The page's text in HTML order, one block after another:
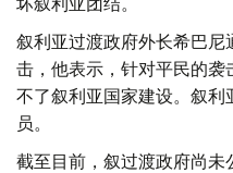
叙利亚过渡政府外长希巴
击，他表示，针对平民的
不了叙利亚国家建设。叙利
员。
截至目前，叙过渡政府尚未